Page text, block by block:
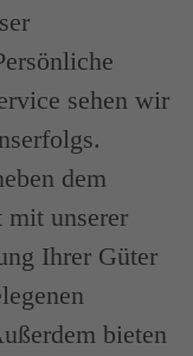
sehen wir
dem
mit unserer
Ihrer Güter
bieten